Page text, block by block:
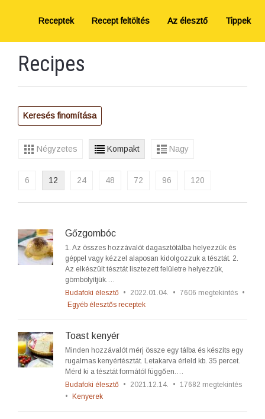
Receptek Recept feltöltés Az élesztő Tippek
Recipes
Keresés finomítása
Négyzetes Kompakt Nagy
6 12 24 48 72 96 120
Gőzgombóc
1. Az összes hozzávalót dagasztótálba helyezzük és
géppel vagy kézzel alaposan kidolgozzuk a tésztát. 2.
Az elkészült tésztát lisztezett felületre helyezzük,
gömbölyítjük.…
Budafoki élesztő • 2022.01.04. • 7606 megtekintés •
Egyéb élesztős receptek
Toast kenyér
Minden hozzávalót mérj össze egy tálba és készíts egy
rugalmas kenyértésztát. Letakarva érleld kb. 35 percet.
Mérd ki a tésztát formától függően.…
Budafoki élesztő • 2021.12.14. • 17682 megtekintés
•
Kenyerek